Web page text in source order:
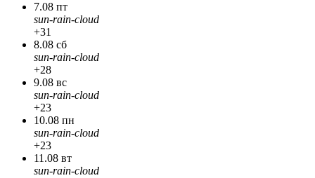
7.08 пт
sun-rain-cloud
+31
8.08 сб
sun-rain-cloud
+28
9.08 вс
sun-rain-cloud
+23
10.08 пн
sun-rain-cloud
+23
11.08 вт
sun-rain-cloud